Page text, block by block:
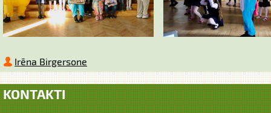
Irēna Birgersone
KONTAKTI